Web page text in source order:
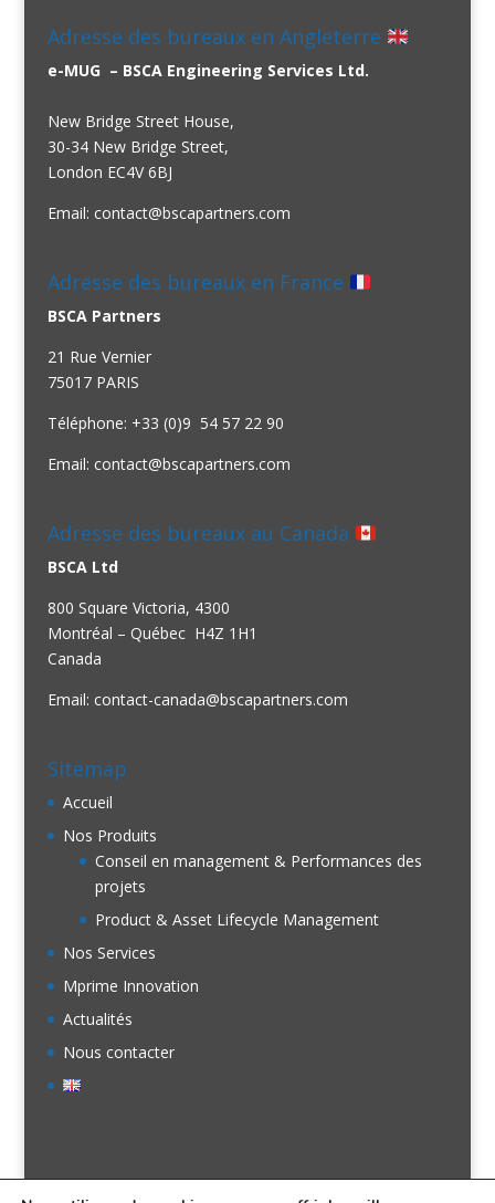
Adresse des bureaux en Angleterre
e-MUG – BSCA Engineering Services Ltd.
New Bridge Street House,
30-34 New Bridge Street,
London EC4V 6BJ
Email: contact@bscapartners.com
Adresse des bureaux en France
BSCA Partners
21 Rue Vernier
75017 PARIS
Téléphone: +33 (0)9 54 57 22 90
Email: contact@bscapartners.com
Adresse des bureaux au Canada
BSCA Ltd
800 Square Victoria, 4300
Montréal – Québec H4Z 1H1
Canada
Email: contact-canada@bscapartners.com
Sitemap
Accueil
Nos Produits
Conseil en management & Performances des
projets
Product & Asset Lifecycle Management
Nos Services
Mprime Innovation
Actualités
Nous contacter